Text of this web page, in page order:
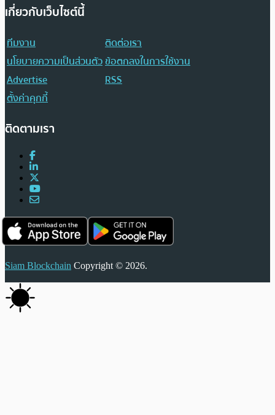
เกี่ยวกับเว็บไซต์นี้
ทีมงาน
ติดต่อเรา
นโยบายความเป็นส่วนตัวข้อตกลงในการใช้งาน
Advertise
RSS
ตั้งค่าคุกกี้
ติดตามเรา
Siam Blockchain Copyright © 2026.